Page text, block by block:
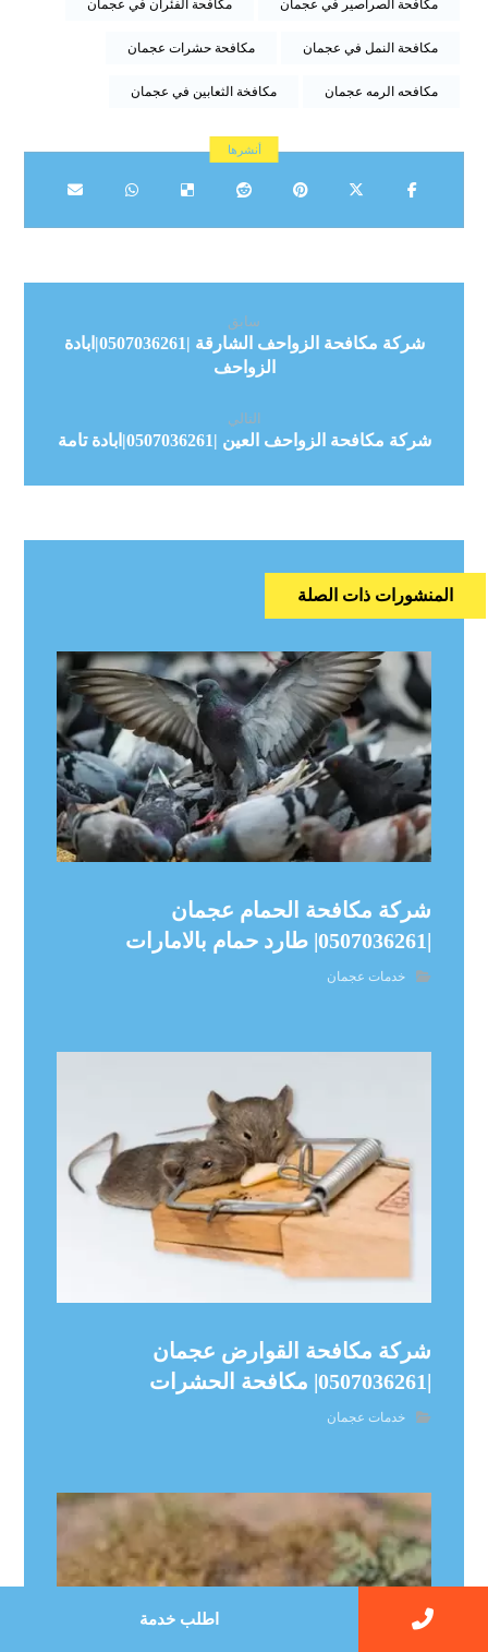
مكافحة الصراصير في عجمان مكافحة الفئران في عجمان
مكافحة النمل في عجمان مكافحة حشرات عجمان
مكافحه الرمه عجمان مكافخة الثعابين في عجمان
سابق
شركة مكافحة الزواحف الشارقة |0507036261|ابادة
الزواحف
التالي
شركة مكافحة الزواحف العين |0507036261|ابادة تامة
المنشورات ذات الصلة
شركة مكافحة الحمام عجمان
|0507036261| طارد حمام بالامارات
خدمات عجمان
شركة مكافحة القوارض عجمان
|0507036261| مكافحة الحشرات
خدمات عجمان
اطلب خدمة